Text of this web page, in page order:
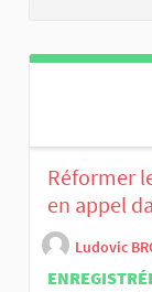
Réformer
en appel
Ludovic